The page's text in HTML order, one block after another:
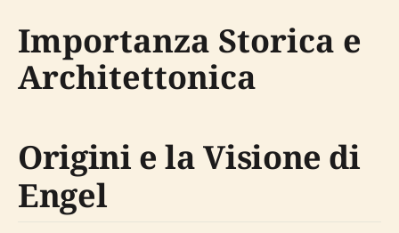
Importanza Storica e
Architettonica
Origini e la Visione di
Engel